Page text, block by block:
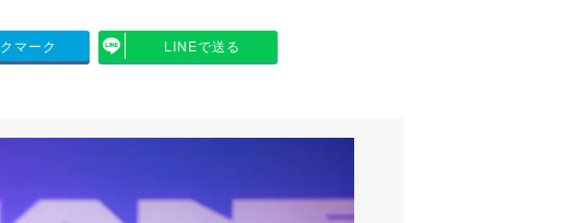
マーク LINEで送る